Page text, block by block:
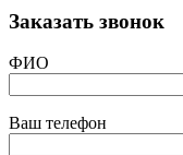
Заказать звонок
ФИО
Ваш телефон